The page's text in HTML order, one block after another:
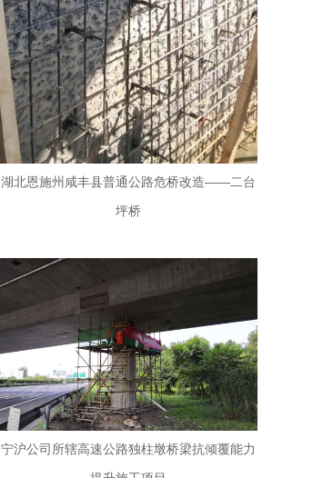
湖北恩施州咸丰县普通公路危桥改造——二台
坪桥
宁沪公司所辖高速公路独柱墩桥梁抗倾覆能力